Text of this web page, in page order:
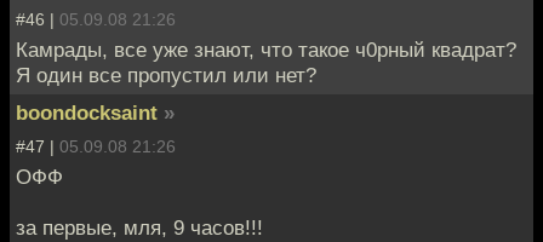
#46 | 05.09.08 21:26
Камрады, все уже знают, что такое ч0рный квадрат?
Я один все пропустил или нет?
boondocksaint »
#47 | 05.09.08 21:26
ОФФ
за первые, мля, 9 часов!!!